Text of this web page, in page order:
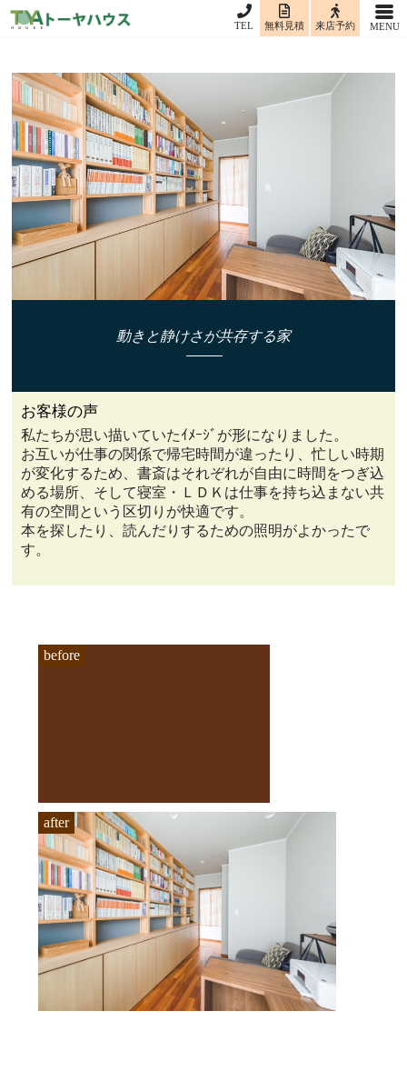
TEL 無料見積 来店予約
動きと静けさが共存する家
お客様の声
私たちが思い描いていたｲﾒｰｼﾞが形になりました。
お互いが仕事の関係で帰宅時間が違ったり、忙しい時期
が変化するため、書斎はそれぞれが自由に時間をつぎ込
める場所、そして寝室・ＬＤＫは仕事を持ち込まない共
有の空間という区切りが快適です。
本を探したり、読んだりするための照明がよかったで
す。
before
after